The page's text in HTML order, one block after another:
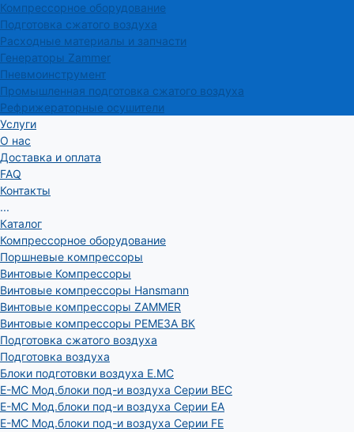
Компрессорное оборудование
Подготовка сжатого воздуха
Расходные материалы и запчасти
Генераторы Zammer
Пневмоинструмент
Промышленная подготовка сжатого воздуха
Рефрижераторные осушители
Услуги
О нас
Доставка и оплата
FAQ
Контакты
...
Каталог
Компрессорное оборудование
Поршневые компрессоры
Винтовые Компрессоры
Винтовые компрессоры Hansmann
Винтовые компрессоры ZAMMER
Винтовые компрессоры РЕМЕЗА ВК
Подготовка сжатого воздуха
Подготовка воздуха
Блоки подготовки воздуха E.MC
E-MC Мод.блоки под-и воздуха Серии BEC
E-MC Мод.блоки под-и воздуха Серии EA
E-MC Мод.блоки под-и воздуха Серии FE